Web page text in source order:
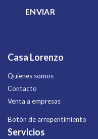
Casa Lorenzo
Quienes somos
Contacto
Venta a empresas
Botón de arrepentimiento
Servicios